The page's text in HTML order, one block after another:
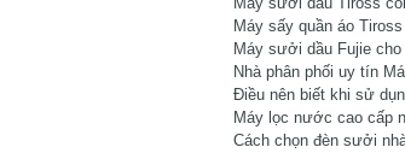
Máy sấy quần áo
Máy sưởi dầu Fujie cho
Nhà phân phối uy tín
Điều nên biết khi sử
Máy lọc nước cao cấp
Cách chọn đèn sưởi